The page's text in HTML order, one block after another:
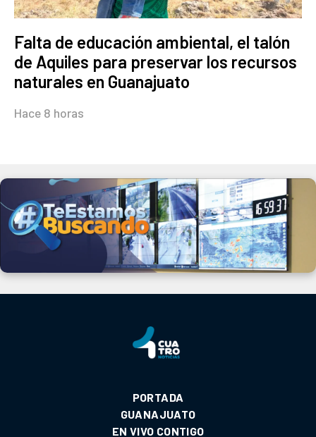
Falta de educación ambiental, el talón
de Aquiles para preservar los recursos
naturales en Guanajuato
Hace 8 horas
PORTADA
GUANAJUATO
EN VIVO CONTIGO